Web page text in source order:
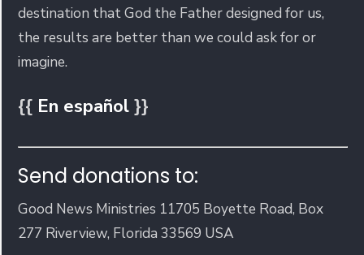
destination that God the Father designed for us,
the results are better than we could ask for or
imagine.
{{ En español}}
Send donations to:
Good News Ministries 11705 Boyette Road, Box
277 Riverview, Florida 33569 USA